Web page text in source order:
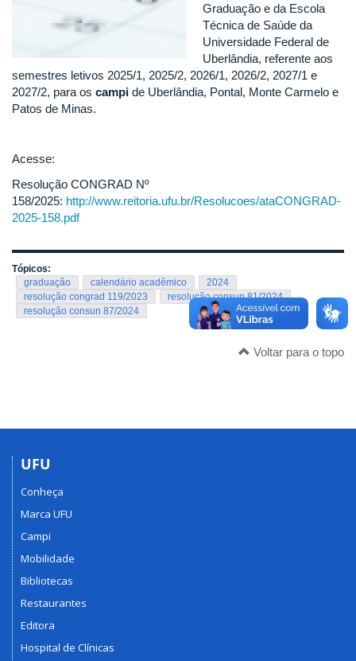
Graduação e da Escola
Técnica de Saúde da
Universidade Federal de
Uberlândia, referente aos
semestres letivos 2025/1, 2025/2, 2026/1, 2026/2, 2027/1 e
2027/2, para os campi de Uberlândia, Pontal, Monte Carmelo e
Patos de Minas.
Acesse:
Resolução CONGRAD Nº
158/2025: http://www.reitoria.ufu.br/Resolucoes/ataCONGRAD-
2025-158.pdf
Tópicos:
graduação
calendário acadêmico
2024
resolução congrad 119/2023
resolução consun 81/2024
resolução consun 87/2024
Voltar para o topo
UFU
Conheça
Marca UFU
Campi
Mobilidade
Bibliotecas
Restaurantes
Editora
Hospital de Clínicas